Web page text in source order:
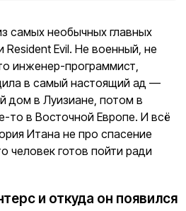
самых необычных главных
Resident Evil. Не военный, не
инженер-программист,
в самый настоящий ад —
дом в Луизиане, потом в
то в Восточной Европе. И всё
Итана не про спасение
человек готов пойти ради
и откуда он появился